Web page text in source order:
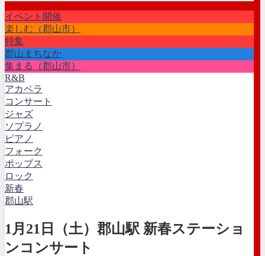
イベント開催
楽しむ（郡山市）
特集
郡山まちなか
集まる（郡山市）
R&B
アカペラ
コンサート
ジャズ
ソプラノ
ピアノ
フォーク
ポップス
ロック
新春
郡山駅
1月21日（土）郡山駅 新春ステーショ
ンコンサート